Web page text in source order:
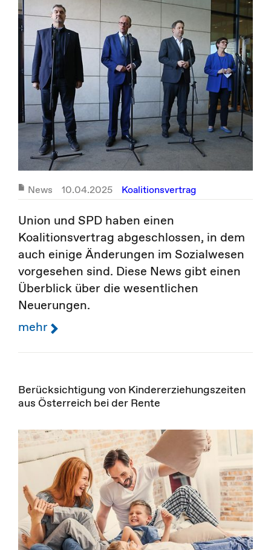
News 10.04.2025 Koalitionsvertrag
Union und SPD haben einen
Koalitionsvertrag abgeschlossen, in dem
auch einige Änderungen im Sozialwesen
vorgesehen sind. Diese News gibt einen
Überblick über die wesentlichen
Neuerungen.
mehr
Berücksichtigung von Kindererziehungszeiten
aus Österreich bei der Rente